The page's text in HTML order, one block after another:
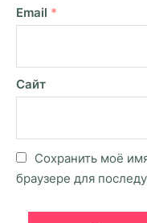
Email *
Сайт
Сохранить моё
браузере для